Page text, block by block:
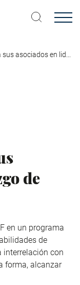
asociados en lid...
de
en un programa
de
interrelación con
forma, alcanzar